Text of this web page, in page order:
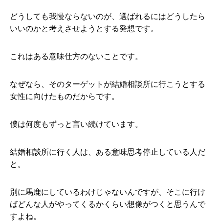
どうしても我慢ならないのが、選ばれるにはどうしたら
いいのかと考えさせようとする発想です。
これはある意味仕方のないことです。
なぜなら、そのターゲットが結婚相談所に行こうとする
女性に向けたものだからです。
僕は何度もずっと言い続けています。
結婚相談所に行く人は、ある意味思考停止している人だ
と。
別に馬鹿にしているわけじゃないんですが、そこに行け
ばどんな人がやってくるかくらい想像がつくと思うんで
すよね。